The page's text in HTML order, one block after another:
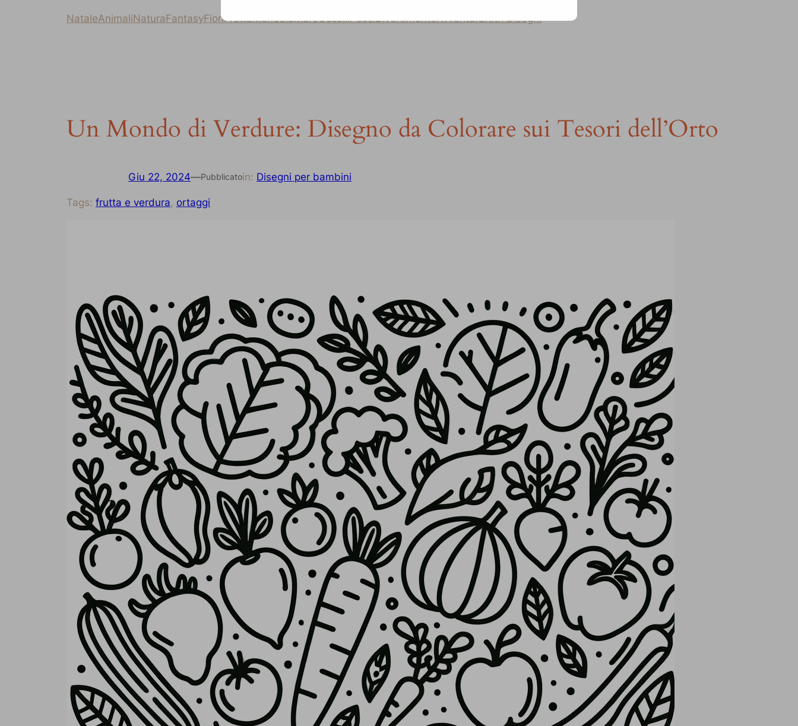
NataleAnimaliNaturaFantasyFioriFruttaMandalaMareUccelliPesciDivertimentoAvventuraAltri Disegni
Un Mondo di Verdure: Disegno da Colorare sui Tesori dell’Orto
Giu 22, 2024—Pubblicatoin: Disegni per bambini
Tags: frutta e verdura, ortaggi